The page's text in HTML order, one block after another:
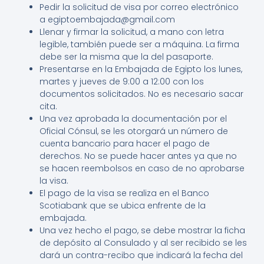
Pedir la solicitud de visa por correo electrónico
a egiptoembajada@gmail.com
Llenar y firmar la solicitud, a mano con letra
legible, también puede ser a máquina. La firma
debe ser la misma que la del pasaporte.
Presentarse en la Embajada de Egipto los lunes,
martes y jueves de 9:00 a 12:00 con los
documentos solicitados. No es necesario sacar
cita.
Una vez aprobada la documentación por el
Oficial Cónsul, se les otorgará un número de
cuenta bancario para hacer el pago de
derechos. No se puede hacer antes ya que no
se hacen reembolsos en caso de no aprobarse
la visa.
El pago de la visa se realiza en el Banco
Scotiabank que se ubica enfrente de la
embajada.
Una vez hecho el pago, se debe mostrar la ficha
de depósito al Consulado y al ser recibido se les
dará un contra-recibo que indicará la fecha del